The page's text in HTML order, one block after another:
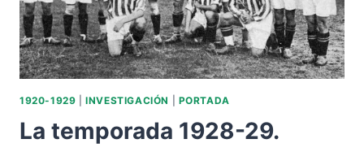
1920-1929 |INVESTIGACIÓN PORTADA
La temporada 1928-29.